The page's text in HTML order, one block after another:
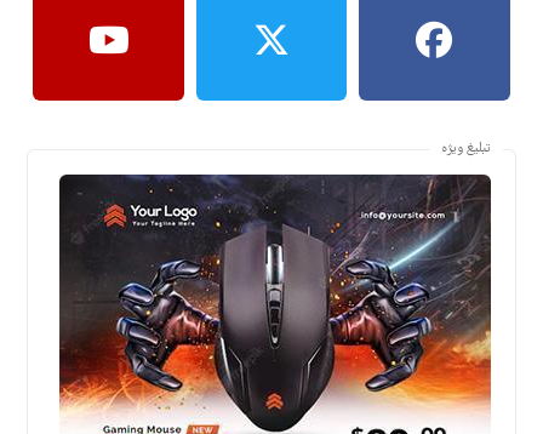
تبلیغ ویژه